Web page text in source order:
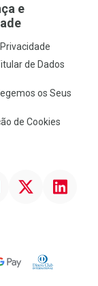
e
de Dados
os Seus
de Cookies
Linkedin
Pay
Diners Club